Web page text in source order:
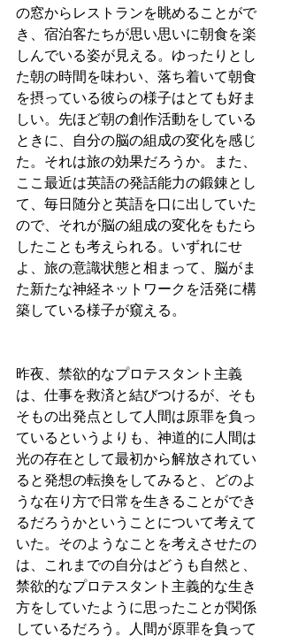
の窓からレストランを眺めることがで
き、宿泊客たちが思い思いに朝食を楽
しんでいる姿が見える。ゆったりとし
た朝の時間を味わい、落ち着いて朝食
を摂っている彼らの様子はとても好ま
しい。先ほど朝の創作活動をしている
ときに、自分の脳の組成の変化を感じ
た。それは旅の効果だろうか。また、
ここ最近は英語の発話能力の鍛錬とし
て、毎日随分と英語を口に出していた
ので、それが脳の組成の変化をもたら
したことも考えられる。いずれにせ
よ、旅の意識状態と相まって、脳がま
た新たな神経ネットワークを活発に構
築している様子が窺える。
昨夜、禁欲的なプロテスタント主義
は、仕事を救済と結びつけるが、そも
そもの出発点として人間は原罪を負っ
ているというよりも、神道的に人間は
光の存在として最初から解放されてい
ると発想の転換をしてみると、どのよ
うな在り方で日常を生きることができ
るだろうかということについて考えて
いた。そのようなことを考えさせたの
は、これまでの自分はどうも自然と、
禁欲的なプロテスタント主義的な生き
方をしていたように思ったことが関係
しているだろう。人間が原罪を負って